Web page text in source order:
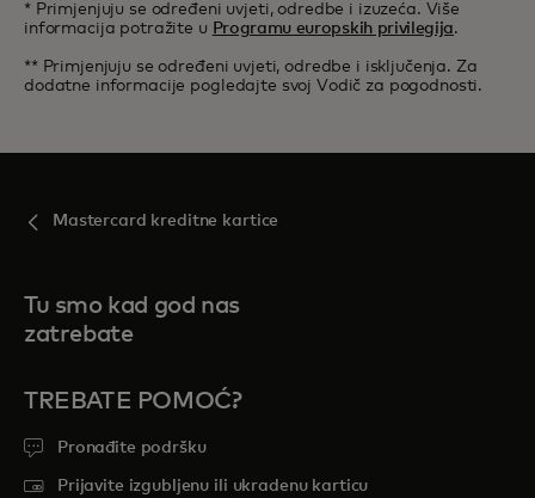
* Primjenjuju se određeni uvjeti, odredbe i izuzeća. Više
informacija potražite u Programu europskih privilegija.
** Primjenjuju se određeni uvjeti, odredbe i isključenja. Za
dodatne informacije pogledajte svoj Vodič za pogodnosti.
Mastercard kreditne kartice
Tu smo kad god nas
zatrebate
TREBATE POMOĆ?
Pronađite podršku
Prijavite izgubljenu ili ukradenu karticu